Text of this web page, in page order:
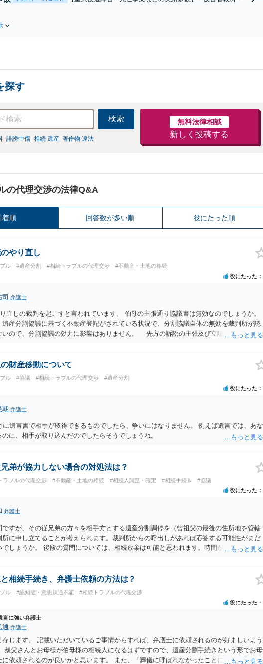
係不存在確認などもご相談下さい【子連れ相談可】
探す
検索
誹謗中傷 相続 遺産 著作物 違法
無料法律相談
新しく投稿する
の代理交渉の法律Q&A
着順 回答数が多い順 役にたった順
やり直し
ル #遺産分割 #相続トラブルの代理交渉 #不動産・土地の相続
役にたった
司 弁護士
直しの裁判を起こすと言われています。 伯母の主張通り協議書は無効なのでしょうか。
産分割協議に基づく不動産登記がされている状況で、分割協議自体の無効を裁判所が認
いので、分割協議の効力に影響はありません。 先方の訴訟の主張及び立証次第ですが、
母様自身が分割協議に加わっていること ・御祖母様の意に反する遺産分割協議を行う実
かの立証が困難であること からすると、実際に遺産分割協議の効力が否定される可能性は
財産移動について
ル #協議 #相続トラブルの代理交渉 #遺産分割
役にたった
朝 弁護士
に遺言書で相手が取得できるものでしたら、争いにはなりません。 例えば遺言では、あな
に、相手が取り込んだのでしたらそうでしょうね。
弟が協力しない場合の対処法は？
ラブルの代理交渉 #不動産・土地の相続 #相続人調査・確定 #相続手続き #協議
役にたった
弁護士
ですが、その従兄弟の方々を相手方とする遺産分割調停を（曾祖父の最後の住所地を管轄
所に申し立てることが考えられます。裁判所からの呼出しがあれば応答する可能性がまだ
でしょうか。 後段の質問については、相続放棄は可能と思われます。時間が思った以上に
相続手続き、弁護士依頼の方法は？
ル #認知症・意思疎通不能 #相続トラブルの代理交渉
役にたった
言に強い弁護士
通 弁護士
存じます。 記載いただいているご事情からすれば、弁護士に依頼されるのが好ましいよう
叔父さんとお母様が伯母様の相続人になるはずですので、遺産分割手続きという形でお母
に依頼されるのが良いかと思います。 また、「葬儀に呼ばれなかったことについて慰謝料